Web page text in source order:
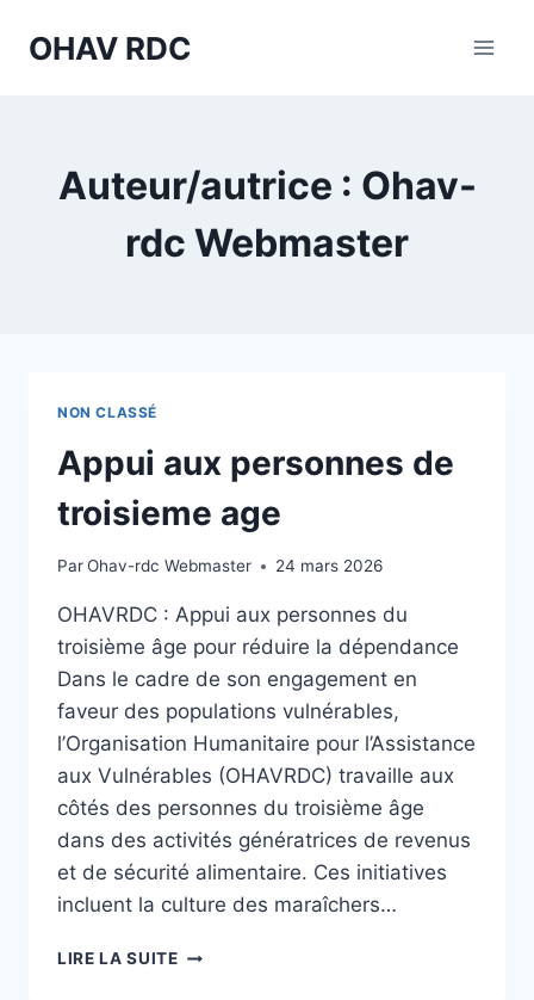
OHAV RDC
Auteur/autrice : Ohav-
rdc Webmaster
NON CLASSÉ
Appui aux personnes de
troisieme age
ParOhav-rdc Webmaster 24 mars 2026
OHAVRDC : Appui aux personnes du
troisième âge pour réduire la dépendance
Dans le cadre de son engagement en
faveur des populations vulnérables,
l’Organisation Humanitaire pour l’Assistance
aux Vulnérables (OHAVRDC) travaille aux
côtés des personnes du troisième âge
dans des activités génératrices de revenus
et de sécurité alimentaire. Ces initiatives
incluent la culture des maraîchers…
LIRE LA SUITEAPPUI